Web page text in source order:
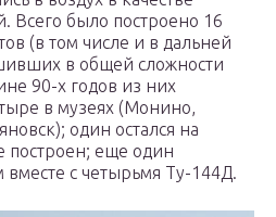
Всего было построено 16
(в том числе и в дальней
в общей сложности
90-х годов из них
в музеях (Монино,
один остался на
построен; еще один
вместе с четырьмя Ту-144Д.